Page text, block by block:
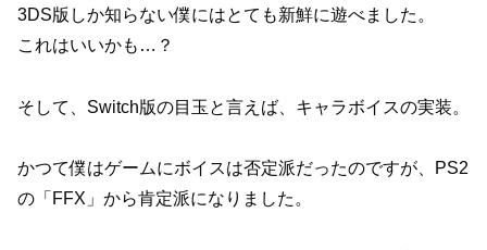
3DS版しか知らない僕にはとても新鮮に遊べました。
これはいいかも…？
そして、Switch版の目玉と言えば、キャラボイスの実装。
かつて僕はゲームにボイスは否定派だったのですが、PS2
の「FFX」から肯定派になりました。